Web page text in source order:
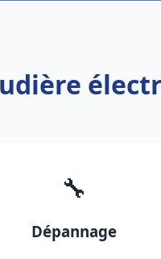
🔧
Dépannage